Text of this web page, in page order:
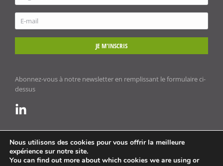
JE M'INSCRIS
Abonnez-vous à notre newsletter en remplissant le formulaire ci-
dessus
Nous utilisons des cookies pour vous offrir la meilleure
expérience sur notre site.
You can find out more about which cookies we are using or